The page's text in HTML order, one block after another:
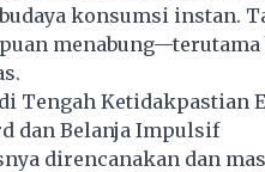
konsumsi instan.
Tengah Ketidakpastian
dan Belanja Impulsif
direncanakan dan